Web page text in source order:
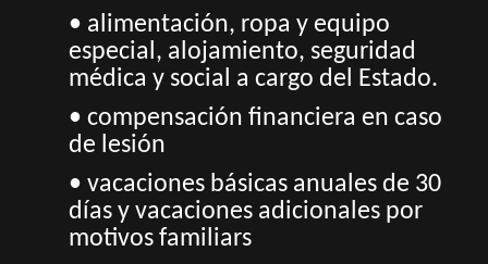
• alimentación, ropa y equipo
especial, alojamiento, seguridad
médica y social a cargo del Estado.
• compensación financiera en caso
de lesión
• vacaciones básicas anuales de 30
días y vacaciones adicionales por
motivos familiars